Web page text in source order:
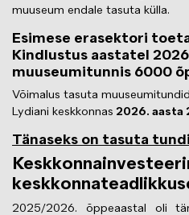
muuseum endale tasuta külla.
Esimese erasektori
Kindlustus aastatel
muuseumitunnis 6000
Võimalus tasuta
Lydiani keskkonnas 2026. aasta
Tänaseks on tasuta
2025/2026. õppeaastal oli